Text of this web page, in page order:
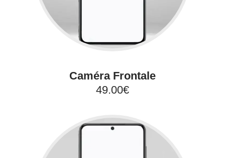
Caméra Frontale
49.00€